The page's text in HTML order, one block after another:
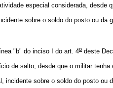
especial considerada,
sobre o soldo do posto ou
"b" do inciso I do art. 4o deste
de salto, desde que o militar
incidente sobre o soldo do posto ou